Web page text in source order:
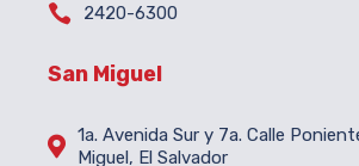
 2420-6300
San Miguel
 1a. Avenida Sur y 7a. Calle
Miguel, El Salvador